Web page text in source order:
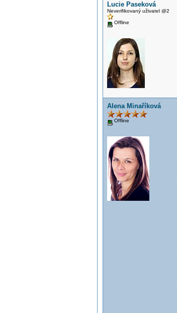
Lucie Paseková
Neverifikovaný uživatel @2
Offline
Alena Minaříková
Offline